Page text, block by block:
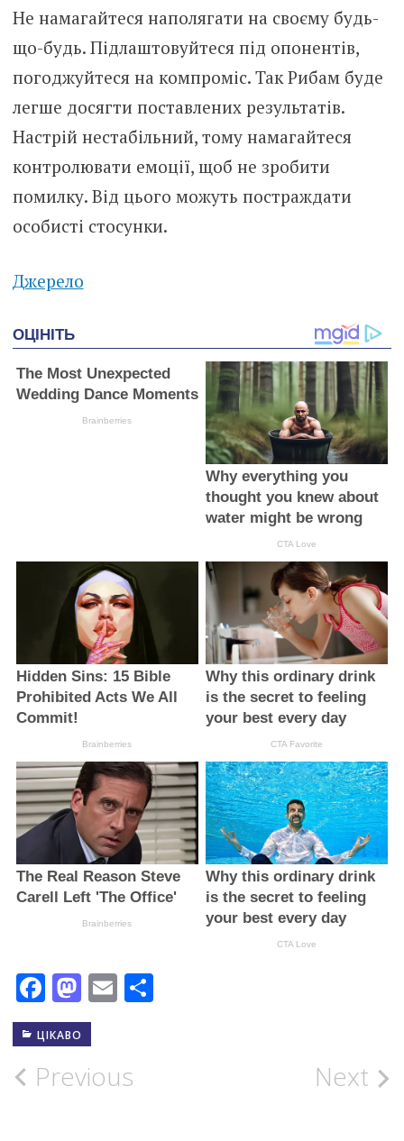
Не намагайтеся наполягати на своєму будь-
що-будь. Підлаштовуйтеся під опонентів,
погоджуйтеся на компроміс. Так Рибам буде
легше досягти поставлених результатів.
Настрій нестабільний, тому намагайтеся
контролювати емоції, щоб не зробити
помилку. Від цього можуть постраждати
особисті стосунки.
Джерело
Facebook
Mastodon
EmailПоділитися
ЦІКАВО
Post
Previous Next